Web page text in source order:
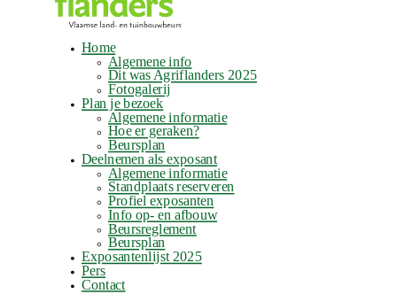
Home
Algemene info
Dit was Agriflanders 2025
Fotogalerij
Plan je bezoek
Algemene informatie
Hoe er geraken?
Beursplan
Deelnemen als exposant
Algemene informatie
Standplaats reserveren
Profiel exposanten
Info op- en afbouw
Beursreglement
Beursplan
Exposantenlijst 2025
Pers
Contact